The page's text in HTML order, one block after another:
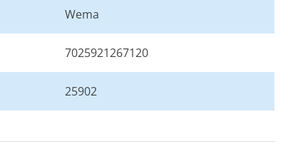
Wema
7025921267120
25902